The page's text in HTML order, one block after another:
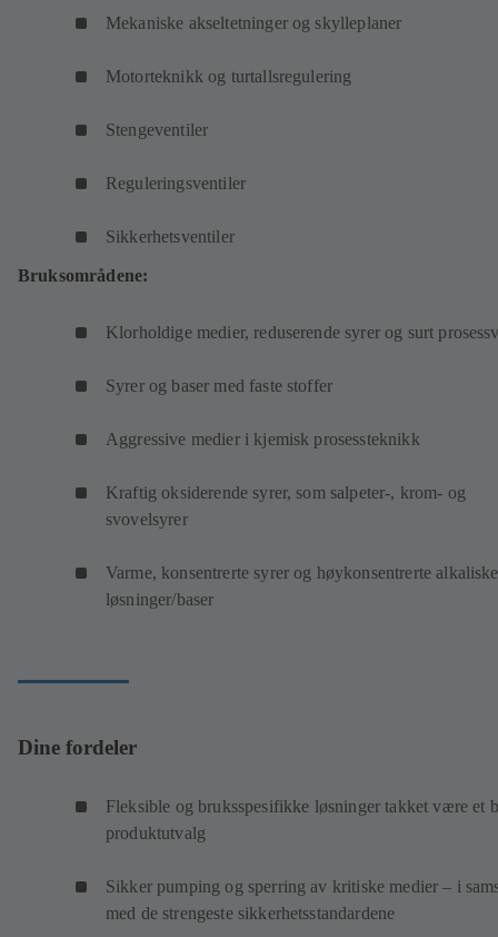
Mekaniske akseltetninger og skylleplaner
Motorteknikk og turtallsregulering
Stengeventiler
Reguleringsventiler
Sikkerhetsventiler
Bruksområdene:
Klorholdige medier, reduserende syrer og surt
Syrer og baser med faste stoffer
Aggressive medier i kjemisk prosessteknikk
Kraftig oksiderende syrer, som salpeter-, krom- og
svovelsyrer
Varme, konsentrerte syrer og høykonsentrerte alkaliske
løsninger/baser
Dine fordeler
Fleksible og bruksspesifikke løsninger takket være et
produktutvalg
Sikker pumping og sperring av kritiske medier – i
med de strengeste sikkerhetsstandardene